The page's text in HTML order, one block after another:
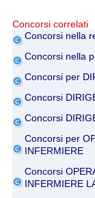
Concorsi correlati
Concorsi nella
Concorsi nella
Concorsi per
Concorsi
Concorsi
Concorsi per
INFERMIERE
Concorsi
INFERMIERE